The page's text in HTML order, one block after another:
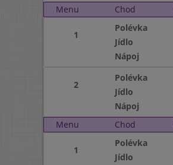
Menu
Chod
1
Polévka
Jídlo
Nápoj
2
Polévka
Jídlo
Nápoj
Menu
Chod
1
Polévka
Jídlo